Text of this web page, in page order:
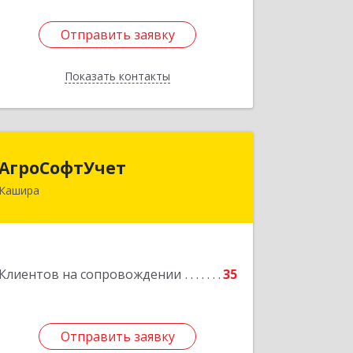
Отправить заявку
Показать контакты
Отправить заявку
Назад
Кашира
Клиентов на сопровождении 35
Отправить заявку
142932, Московская обл, г.о.Кашира,
Отправить заявку